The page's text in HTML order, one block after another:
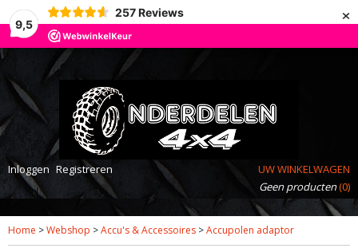
9,5
257 Reviews ×
Inloggen Registreren
UW WINKELWAGEN
Geen producten(0)
Home >Webshop >Accu's & Accessoires >Accupolen adaptor